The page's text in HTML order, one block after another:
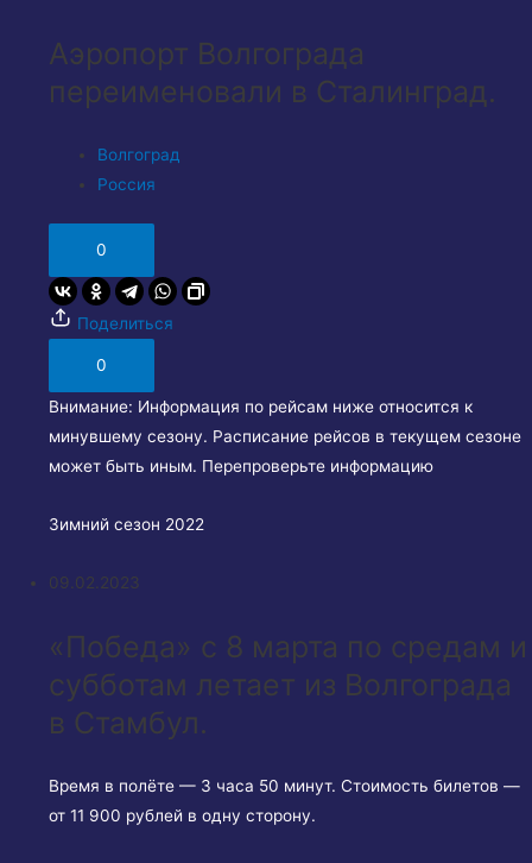
Аэропорт Волгограда
переименовали в Сталинград.
Волгоград
Россия
0
Поделиться
0
Внимание: Информация по рейсам ниже относится к
минувшему сезону. Расписание рейсов в текущем сезоне
может быть иным. Перепроверьте информацию
Зимний сезон 2022
09.02.2023
«Победа» с 8 марта по средам и
субботам летает из Волгограда
в Стамбул.
Время в полёте — 3 часа 50 минут. Стоимость билетов —
от 11 900 рублей в одну сторону.